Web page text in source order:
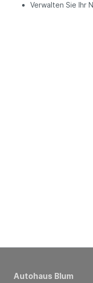
Verwalten Sie Ihr
Autohaus Blum